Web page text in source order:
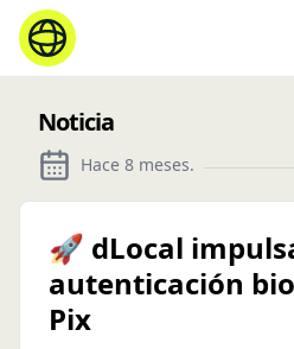
Noticia
Hace 8 meses.
🚀 dLocal
autenticación
Pix